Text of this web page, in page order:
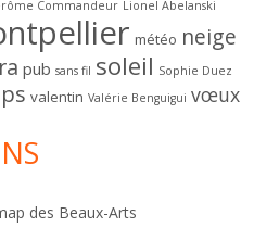
Commandeur Lionel Abelanski
météo neige
pub sans fil soleil Sophie Duez
valentin Valérie Benguigui vœux
des Beaux-Arts